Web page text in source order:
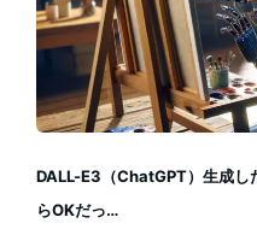
DALL-E3（ChatGPT）生成し
らOKだっ…